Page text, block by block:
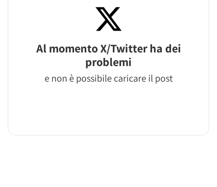
Al momento X/Twitter ha dei
problemi
e non è possibile caricare il post